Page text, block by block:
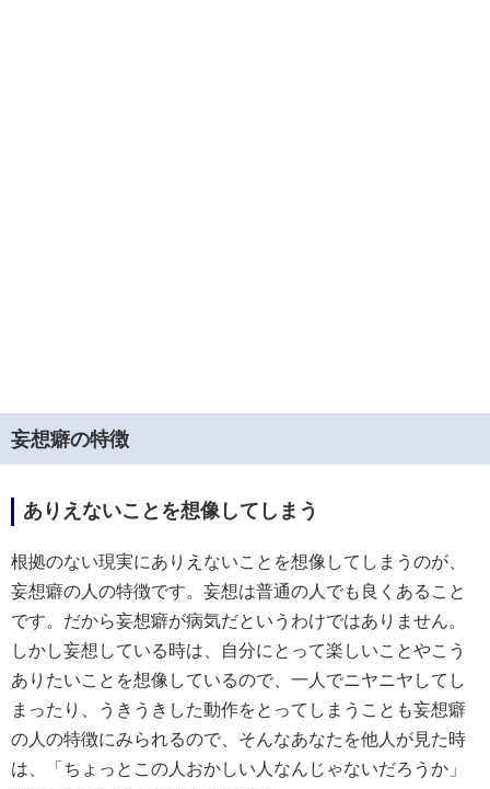
妄想癖の特徴
ありえないことを想像してしまう
根拠のない現実にありえないことを想像してしまうのが、
妄想癖の人の特徴です。妄想は普通の人でも良くあること
です。だから妄想癖が病気だというわけではありません。
しかし妄想している時は、自分にとって楽しいことやこう
ありたいことを想像しているので、一人でニヤニヤしてし
まったり、うきうきした動作をとってしまうことも妄想癖
の人の特徴にみられるので、そんなあなたを他人が見た時
は、「ちょっとこの人おかしい人なんじゃないだろうか」